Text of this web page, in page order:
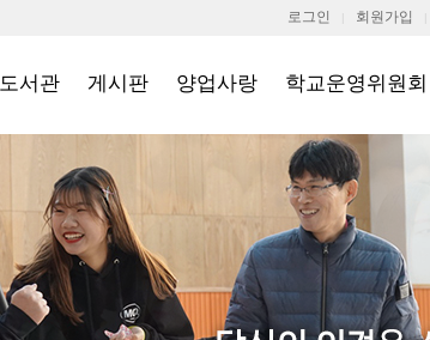
로그인 회원가입
도서관 게시판 양업사랑 학교운영위원회